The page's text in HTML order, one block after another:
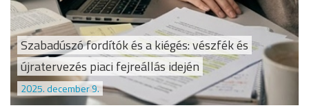
Szabadúszó fordítók és a kiégés: vészfék és
újratervezés piaci fejreállás idején
2025. december 9.